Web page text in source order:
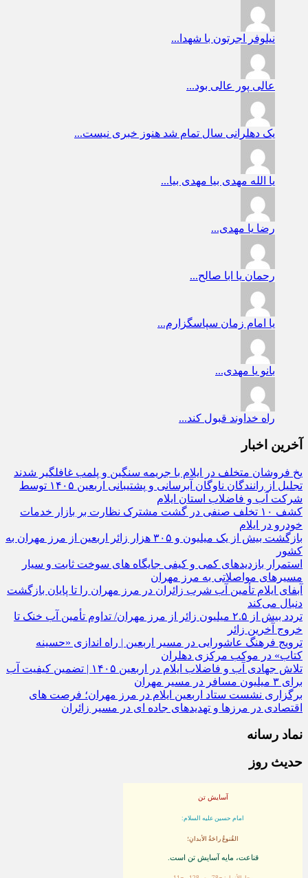
نیلوفر اجرتون با شهدا...
عالی پور عالی بود...
یک دهلرانی سال تمام شد هنوز خبری نیست...
یا الله مهدی بیا مهدی بیا...
رضا یا مهدی...
رحمان یا ابا صالح...
یا امام زمان سپاسگزارم...
بانو یا مهدی...
راه خداوند قبول کند...
آخرین اخبار
یخ‌ فروشان متخلف در ایلام با جریمه سنگین و پلمب غافلگیر شدند
تجلیل از رانندگان ناوگان آبرسانی و پشتیبانی اربعین ۱۴۰۵ توسط
شرکت آب و فاضلاب استان ایلام
کشف ۱۰ تخلف صنفی در گشت مشترک نظارت بر بازار خدمات
خودرو در ایلام
بازگشت بیش از یک میلیون و ۳۰۵ هزار زائر اربعین از مرز مهران به
کشور
استمرار بازدیدهای کمی و کیفی جایگاه‌ های سوخت ثابت و سیار
مسیرهای مواصلاتی به مرز مهران
آبفای ایلام تأمین آب شرب زائران در مرز مهران را تا پایان بازگشت
دنبال می‌کند
تردد بیش از ۲.۵ میلیون زائر از مرز مهران/ تداوم تأمین آب خنک تا
خروج آخرین زائر
ترویج فرهنگ عاشورایی در مسیر اربعین | راه‌ اندازی «حسینه
کتاب» در موکب مرکزی دهلران
تلاش جهادی آب و فاضلاب ایلام در اربعین ۱۴۰۵ | تضمین کیفیت آب
برای ۳ میلیون مسافر در مسیر مهران
برگزاری نشست ستاد اربعین ایلام در مرز مهران؛ فرصت‌ های
اقتصادی در مرزها و تهدیدهای جاده‌ ای در مسیر زائران
نماد رسانه
حدیث روز
آسایش تن
امام حسین علیه السلام:
القُنوعُ راحَةُ الأبدانِ؛
قناعت، مايه آسايش تن است.